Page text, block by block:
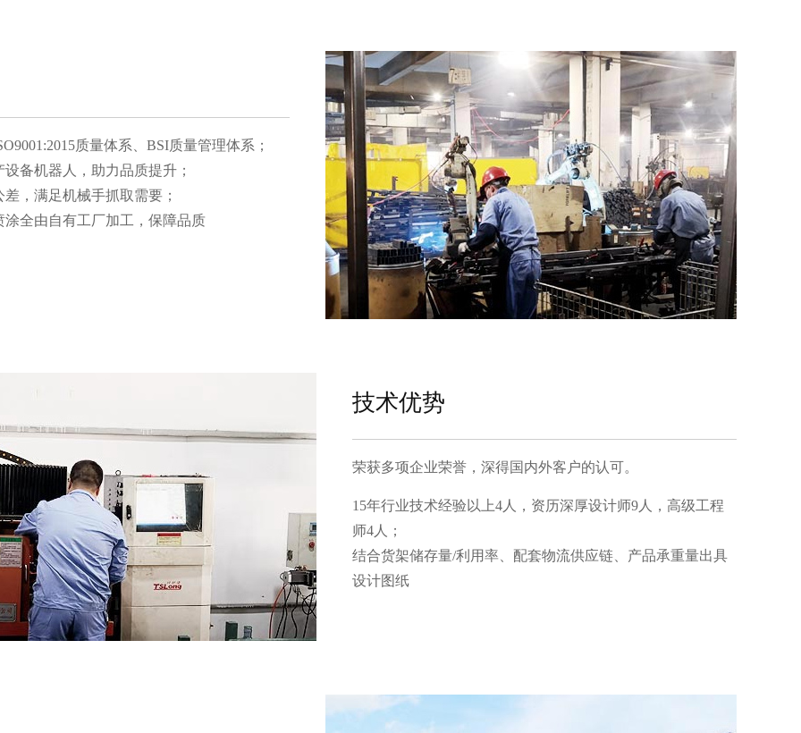
质量体系、BSI质量管理体系；
备机器人，助力品质提升；
，满足机械手抓取需要；
涂全由自有工厂加工，保障品质
技术优势
荣获多项企业荣誉，深得国内外客户的认可。
15年行业技术经验以上4人，资历深厚设计师9人，高级工程
师4人；
结合货架储存量/利用率、配套物流供应链、产品承重量出具
设计图纸